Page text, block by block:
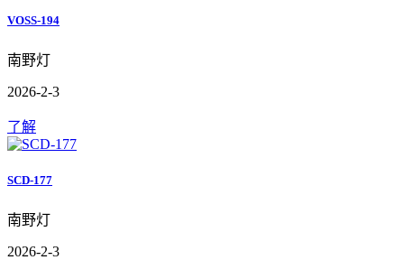
VOSS-194
南野灯
2026-2-3
了解
SCD-177
南野灯
2026-2-3